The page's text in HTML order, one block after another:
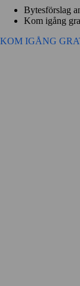
Bytesförslag
Kom igång
KOM IGÅNG